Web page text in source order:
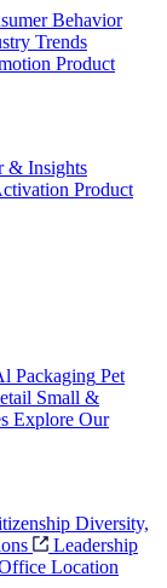
Behavior
Trends
Product
& Insights
Product
Packaging Pet
Small &
Explore Our
Diversity,
Leadership
Location